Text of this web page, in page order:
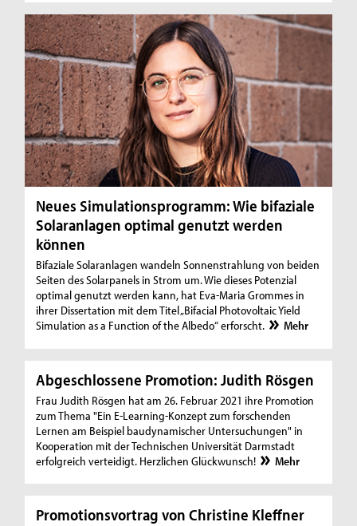
Neues Simulationsprogramm: Wie bifaziale
Solaranlagen optimal genutzt werden
können
Bifaziale Solaranlagen wandeln Sonnenstrahlung von beiden
Seiten des Solarpanels in Strom um. Wie dieses Potenzial
optimal genutzt werden kann, hat Eva-Maria Grommes in
ihrer Dissertation mit dem Titel „Bifacial Photovoltaic Yield
Simulation as a Function of the Albedo“ erforscht.
Mehr
Abgeschlossene Promotion: Judith Rösgen
Frau Judith Rösgen hat am 26. Februar 2021 ihre Promotion
zum Thema "Ein E-Learning-Konzept zum forschenden
Lernen am Beispiel baudynamischer Untersuchungen" in
Kooperation mit der Technischen Universität Darmstadt
erfolgreich verteidigt. Herzlichen Glückwunsch!
Mehr
Promotionsvortrag von Christine Kleffner